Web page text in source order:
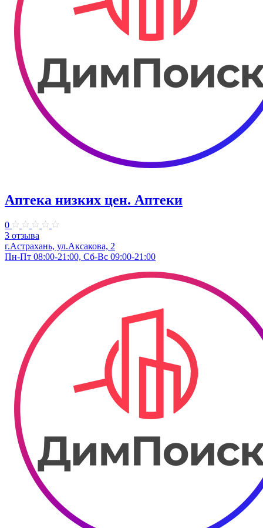
Аптека низких цен. Аптеки
0
3 отзыва
г.Астрахань, ул.Аксакова, 2
Пн-Пт 08:00-21:00, Сб-Вс 09:00-21:00